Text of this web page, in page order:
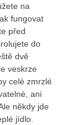
na
fungovat
před
do
dvě
veskrze
celé zmrzlé
ani
někdy jde
jídlo.